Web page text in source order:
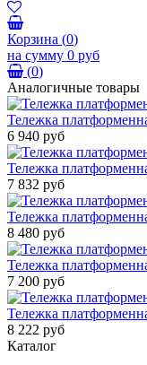
Корзина (0)
на сумму 0 руб
(0)
Аналогичные товары
Тележка
6 940 руб
Тележка
7 832 руб
Тележка
8 480 руб
Тележка
7 200 руб
Тележка
8 222 руб
Каталог